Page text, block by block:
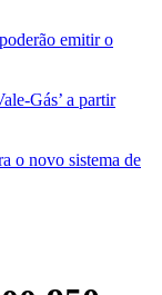
emitir o
Gás’ a partir
o novo sistema de